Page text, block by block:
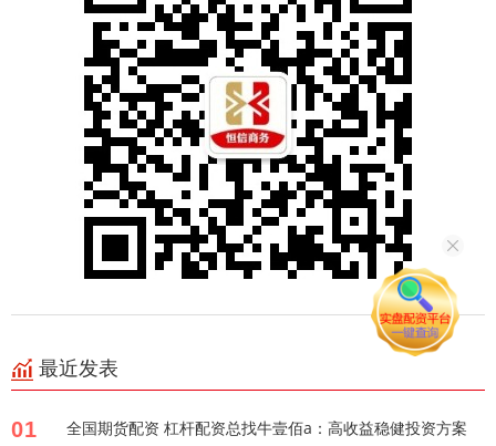
最近发表
01 全国期货配资 杠杆配资总找牛壹佰a：高收益稳健投资方案